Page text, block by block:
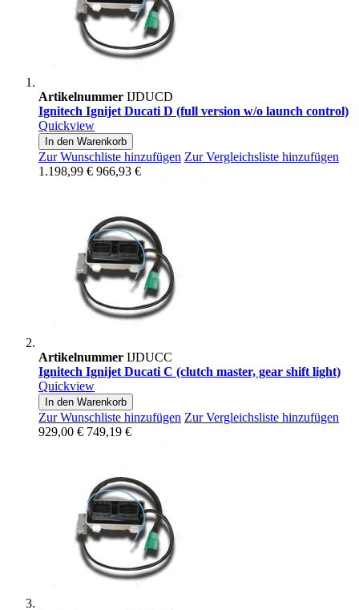
Artikelnummer IJDUCD
Ignitech Ignijet Ducati D (full version w/o launch control)
Quickview
In den Warenkorb
Zur Wunschliste hinzufügen Zur Vergleichsliste hinzufügen
1.198,99 € 966,93 €
Artikelnummer IJDUCC
Ignitech Ignijet Ducati C (clutch master, gear shift light)
Quickview
In den Warenkorb
Zur Wunschliste hinzufügen Zur Vergleichsliste hinzufügen
929,00 € 749,19 €